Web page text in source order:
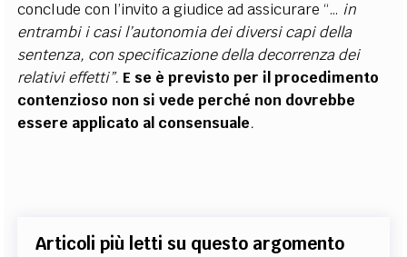
conclude con l’invito a giudice ad assicurare “… in
entrambi i casi l’autonomia dei diversi capi della
sentenza, con specificazione della decorrenza dei
relativi effetti”. E se è previsto per il procedimento
contenzioso non si vede perché non dovrebbe
essere applicato al consensuale.
Articoli più letti su questo argomento